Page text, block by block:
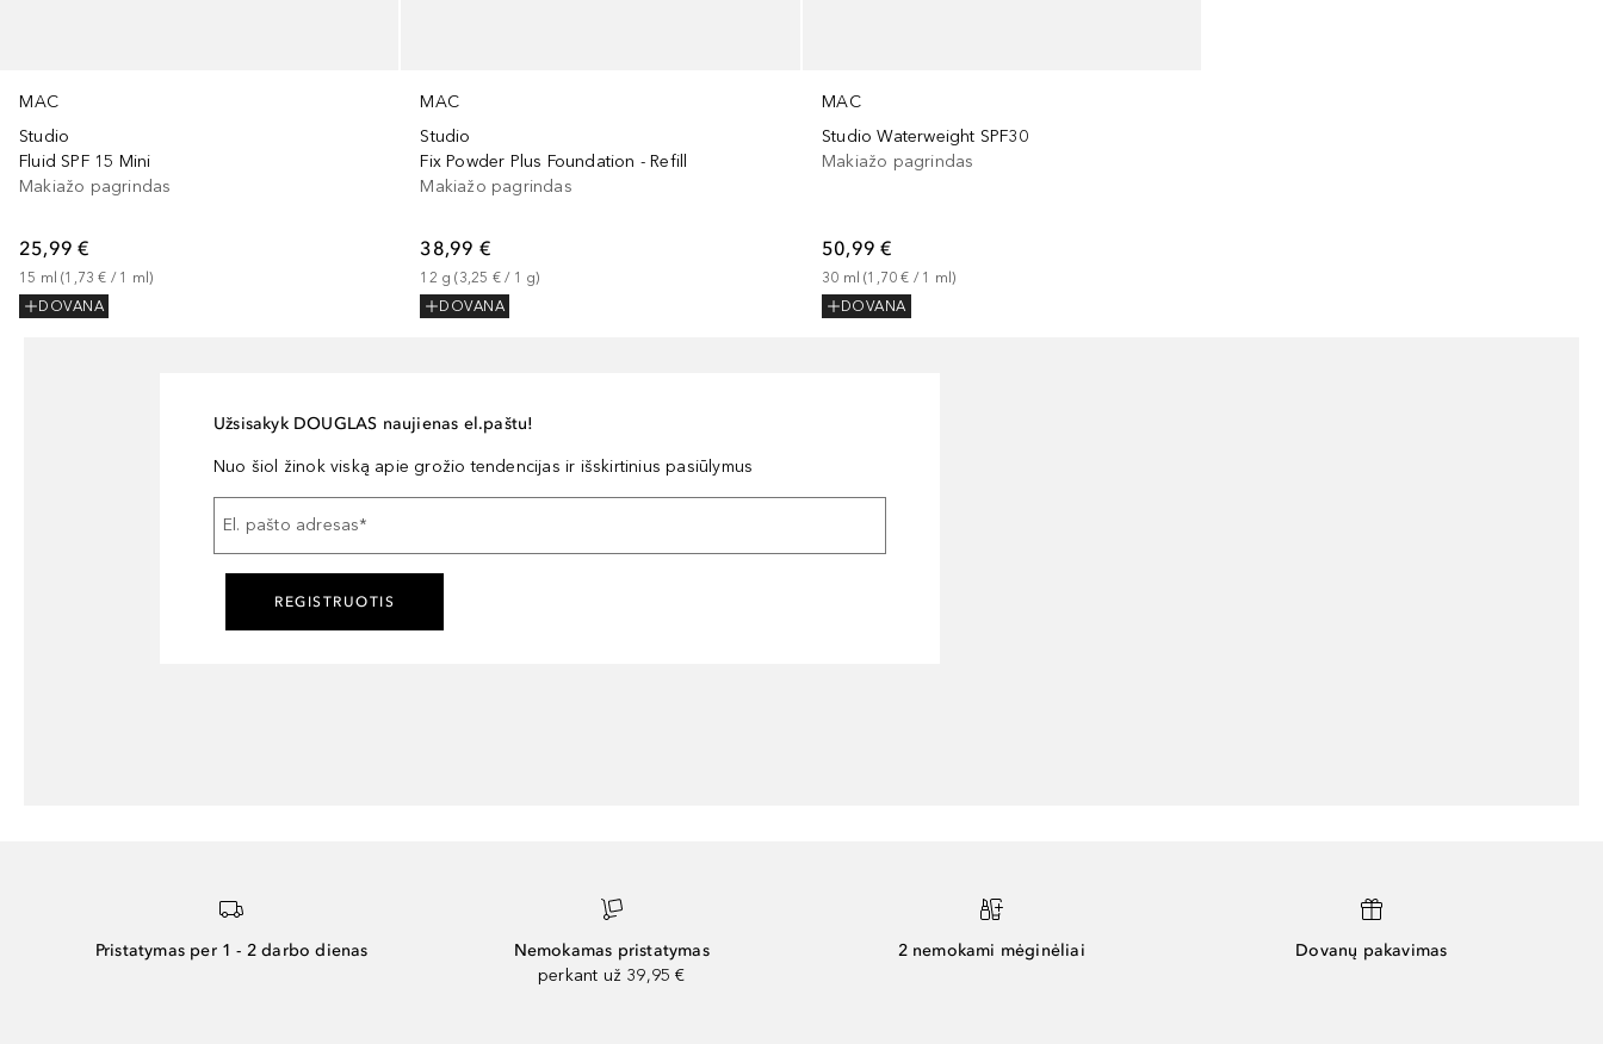
MAC
Studio
Fluid SPF 15 Mini
Makiažo pagrindas
25,99 €
15 ml (1,73 € / 1 ml)
DOVANA
MAC
Studio
Fix Powder Plus Foundation - Refill
Makiažo pagrindas
38,99 €
12 g (3,25 € / 1 g)
DOVANA
MAC
Studio Waterweight SPF30
Makiažo pagrindas
50,99 €
30 ml (1,70 € / 1 ml)
DOVANA
Užsisakyk DOUGLAS naujienas el.paštu!
Nuo šiol žinok viską apie grožio tendencijas ir išskirtinius pasiūlymus
El. pašto adresas*
REGISTRUOTIS
Pristatymas per 1 - 2 darbo dienas
Nemokamas pristatymas
perkant už 39,95 €
2 nemokami mėginėliai Dovanų pakavimas